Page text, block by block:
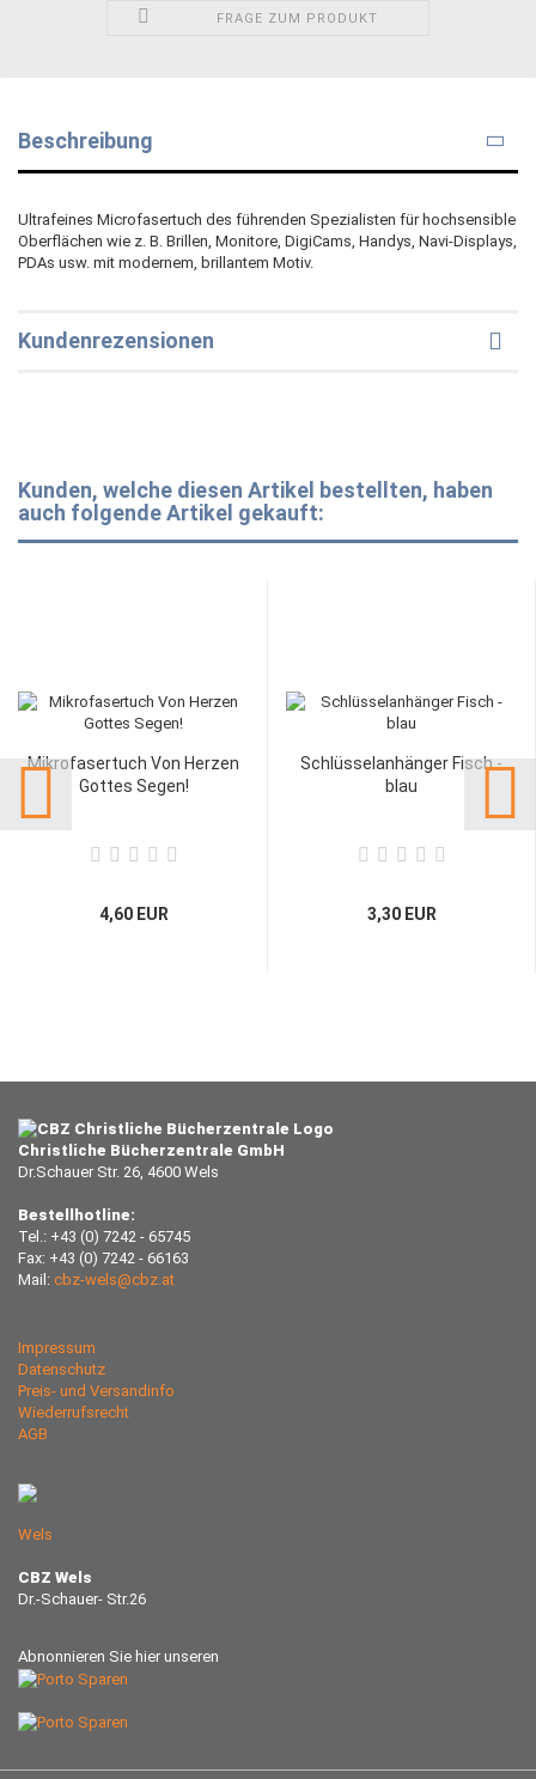
FRAGE ZUM PRODUKT
Beschreibung
Ultrafeines Microfasertuch des führenden Spezialisten für hochsensible
Oberflächen wie z. B. Brillen, Monitore, DigiCams, Handys, Navi-Displays,
PDAs usw. mit modernem, brillantem Motiv.
Kundenrezensionen
Kunden, welche diesen Artikel bestellten, haben
auch folgende Artikel gekauft:
Mikrofasertuch Von Herzen
Gottes Segen!
4,60 EUR
Schlüsselanhänger Fisch -
blau
3,30 EUR
Christliche Bücherzentrale GmbH
Dr.Schauer Str. 26, 4600 Wels
Bestellhotline:
Tel.: +43 (0) 7242 - 65745
Fax: +43 (0) 7242 - 66163
Mail: cbz-wels@cbz.at
Impressum
Datenschutz
Preis- und Versandinfo
Wiederrufsrecht
AGB
Wels
CBZ Wels
Dr.-Schauer- Str.26
Abnonnieren Sie hier unseren